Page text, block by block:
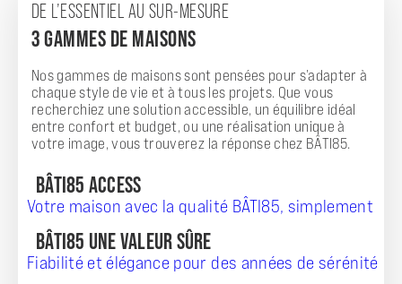
DE L’ESSENTIEL AU SUR-MESURE
3 GAMMES DE MAISONS
Nos gammes de maisons sont pensées pour s’adapter à
chaque style de vie et à tous les projets. Que vous
recherchiez une solution accessible, un équilibre idéal
entre confort et budget, ou une réalisation unique à
votre image, vous trouverez la réponse chez BÂTI85.
BÂTI85 ACCESS
Votre maison avec la qualité BÂTI85, simplement
BÂTI85 UNE VALEUR SÛRE
Fiabilité et élégance pour des années de sérénité
MERCI POUR VOTRE MESSAGE
Votre demande a bien été reçue !